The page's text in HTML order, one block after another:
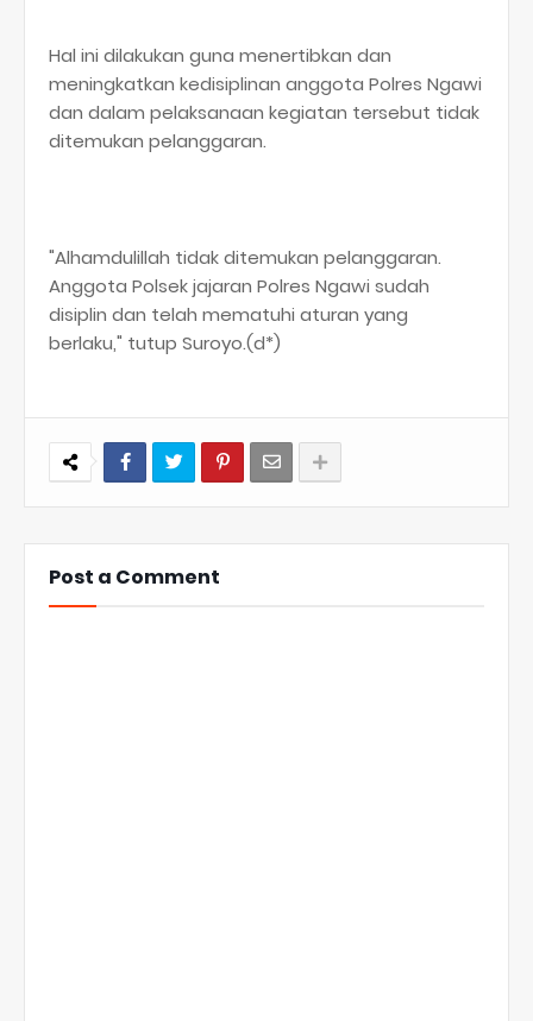
Hal ini dilakukan guna menertibkan dan
meningkatkan kedisiplinan anggota Polres Ngawi
dan dalam pelaksanaan kegiatan tersebut tidak
ditemukan pelanggaran.
"Alhamdulillah tidak ditemukan pelanggaran.
Anggota Polsek jajaran Polres Ngawi sudah
disiplin dan telah mematuhi aturan yang
berlaku," tutup Suroyo.(d*)
Post a Comment